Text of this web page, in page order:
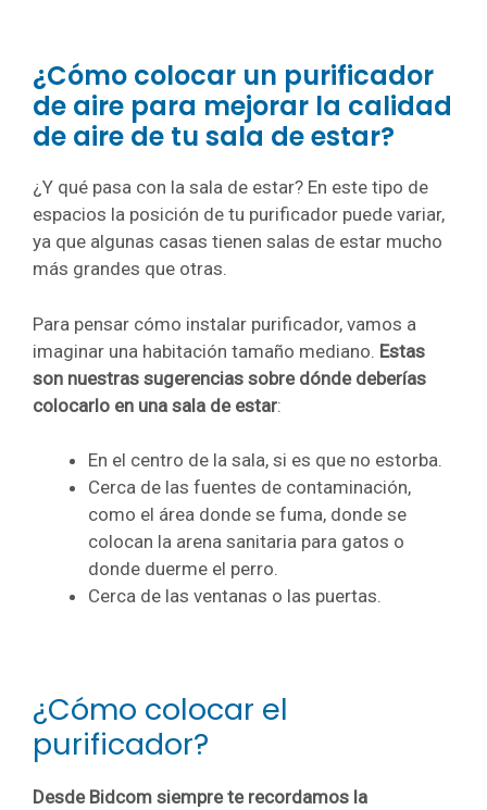
¿Cómo colocar un purificador
de aire para mejorar la calidad
de aire de tu sala de estar?
¿Y qué pasa con la sala de estar? En este tipo de
espacios la posición de tu purificador puede variar,
ya que algunas casas tienen salas de estar mucho
más grandes que otras.
Para pensar cómo instalar purificador, vamos a
imaginar una habitación tamaño mediano. Estas
son nuestras sugerencias sobre dónde deberías
colocarlo en una sala de estar:
En el centro de la sala, si es que no estorba.
Cerca de las fuentes de contaminación,
como el área donde se fuma, donde se
colocan la arena sanitaria para gatos o
donde duerme el perro.
Cerca de las ventanas o las puertas.
¿Cómo colocar el
purificador?
Desde Bidcom siempre te recordamos la